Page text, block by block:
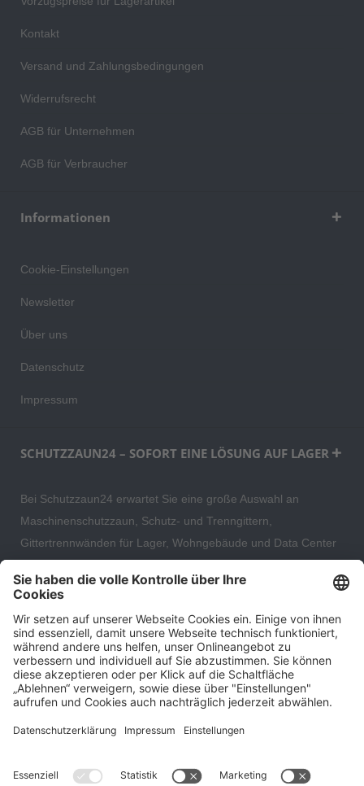
Kontakt
Versand und Zahlungsbedingungen
Widerrufsrecht
AGB für Unternehmen
AGB für Verbraucher
Informationen
Cookie-Einstellungen
Newsletter
Über uns
Datenschutz
Impressum
SCHUTZZAUN24 – SOFORT EINE LÖSUNG AUF LAGER
Bei Schutzzaun24 erwartet Sie eine große Auswahl an
Maschinenschutzzaun, Schutz- und Trenngittern,
Gittertrennwänden für Lager, Wohngebäude und Data Center
hochwertige Gartenzäune und Zaunsysteme für die sichere
öffentlichen Grundstücken. Darüber hinaus finden Sie bei uns
Produkte der Betriebsausstattung, wie Absperrtechnik,
Transportgeräte, Verkehrssicherung sowie Bau- und
Eventsicherung.
Cookie-Einstellungen Über uns